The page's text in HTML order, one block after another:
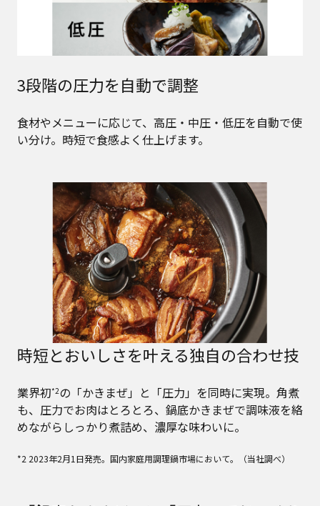
3段階の圧力を自動で調整
食材やメニューに応じて、高圧・中圧・低圧を自動で使
い分け。時短で食感よく仕上げます。
時短とおいしさを叶える独自の合わせ技
業界初*2の「かきまぜ」と「圧力」を同時に実現。角煮
も、圧力でお肉はとろとろ、鍋底かきまぜで調味液を絡
めながらしっかり煮詰め、濃厚な味わいに。
*2 2023年2月1日発売。国内家庭用調理鍋市場において。（当社調べ）